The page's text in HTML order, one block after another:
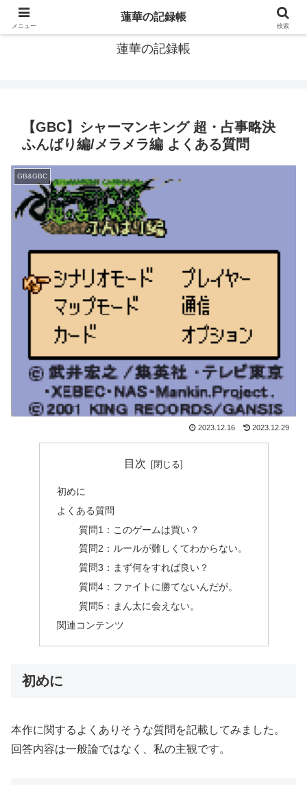
窓際社員の現役SEによるゲーム攻略、IT関連のメモです
蓮華の記録帳
【GBC】シャーマンキング 超・占事略決
ふんばり編/メラメラ編 よくある質問
GB&GBC
2023.12.16 2023.12.29
目次
初めに
よくある質問
質問1：このゲームは買い？
質問2：ルールが難しくてわからない。
質問3：まず何をすれば良い？
質問4：ファイトに勝てないんだが。
質問5：まん太に会えない。
関連コンテンツ
初めに
本作に関するよくありそうな質問を記載してみました。
回答内容は一般論ではなく、私の主観です。
メニュー
蓮華の記録帳
検索